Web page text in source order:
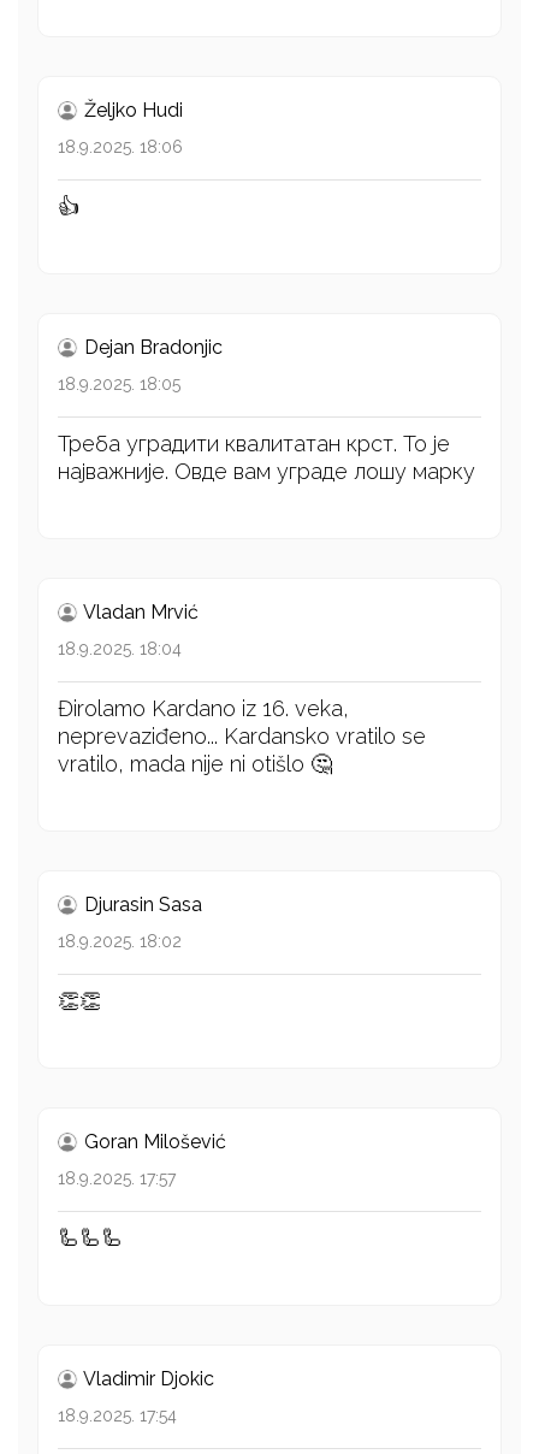
Željko Hudi
18.9.2025. 18:06
👍
Dejan Bradonjic
18.9.2025. 18:05
Треба уградити квалитатан крст. То је
најважније. Овде вам уграде лошу марку
Vladan Mrvić
18.9.2025. 18:04
Đirolamo Kardano iz 16. veka,
neprevaziđeno... Kardansko vratilo se
vratilo, mada nije ni otišlo 🤔
Djurasin Sasa
18.9.2025. 18:02
👏👏
Goran Milošević
18.9.2025. 17:57
🦾🦾🦾
Vladimir Djokic
18.9.2025. 17:54